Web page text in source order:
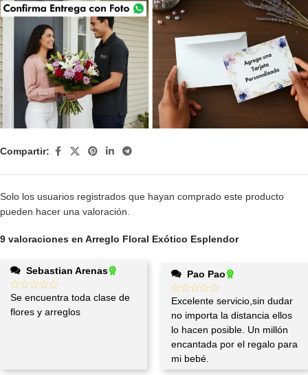
Compartir:
9 valoraciones en Arreglo Floral Exótico Esplendor
Sebastian Arenas
Se encuentra toda clase de
flores y arreglos
Pao Pao
Excelente servicio,sin dudar
no importa la distancia ellos
lo hacen posible. Un millón
encantada por el regalo para
mi bebé.
Solo los usuarios registrados que hayan comprado este producto
pueden hacer una valoración.